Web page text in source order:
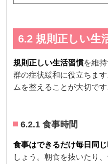
6.2 規則正しい生
規則正しい生活習慣を維
群の症状緩和に役立ちま
ムを整えることが大切です
6.2.1 食事時間
食事はできるだけ毎日同
しょう。朝食を抜いたり